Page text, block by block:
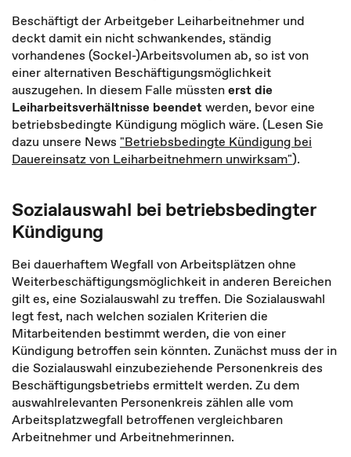
Beschäftigt der Arbeitgeber Leiharbeitnehmer und
deckt damit ein nicht schwankendes, ständig
vorhandenes (Sockel-)Arbeitsvolumen ab, so ist von
einer alternativen Beschäftigungsmöglichkeit
auszugehen. In diesem Falle müsstenerst die
Leiharbeitsverhältnisse beendet werden, bevor eine
betriebsbedingte Kündigung möglich wäre. (Lesen Sie
dazu unsere News "Betriebsbedingte Kündigung bei
Dauereinsatz von Leiharbeitnehmern unwirksam").
Sozialauswahl bei betriebsbedingter
Kündigung
Bei dauerhaftem Wegfall von Arbeitsplätzen ohne
Weiterbeschäftigungsmöglichkeit in anderen Bereichen
gilt es, eine Sozialauswahl zu treffen. Die Sozialauswahl
legt fest, nach welchen sozialen Kriterien die
Mitarbeitenden bestimmt werden, die von einer
Kündigung betroffen sein könnten. Zunächst muss der in
die Sozialauswahl einzubeziehende Personenkreis des
Beschäftigungsbetriebs ermittelt werden. Zu dem
auswahlrelevanten Personenkreis zählen alle vom
Arbeitsplatzwegfall betroffenen vergleichbaren
Arbeitnehmer und Arbeitnehmerinnen.